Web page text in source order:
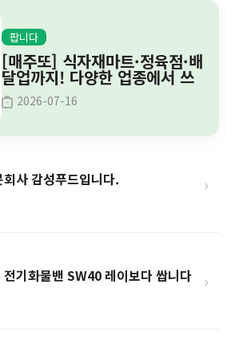
팝니다
[매주또] 식자재마트·정육점·배
달업까지! 다양한 업종에서 쓰
는 이벤트 솔루션
2026-07-16
사 감성푸드입니다. ›
전기화물밴 SW40 레이보다 쌉니다 ›